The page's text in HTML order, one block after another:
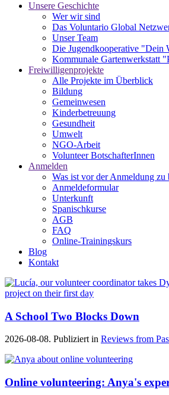
Unsere Geschichte
Wer wir sind
Das Voluntario Global
Unser Team
Die Jugendkooperative "Dein
Kommunale Gartenwerkstatt
Freiwilligenprojekte
Alle Projekte im Überblick
Bildung
Gemeinwesen
Kinderbetreuung
Gesundheit
Umwelt
NGO-Arbeit
Volunteer BotschafterInnen
Anmelden
Was ist vor der Anmeldung zu
Anmeldeformular
Unterkunft
Spanischkurse
AGB
FAQ
Online-Trainingskurs
Blog
Kontakt
A School Two Blocks Down
2026-08-08. Publiziert in Reviews from
Online volunteering: Anya's